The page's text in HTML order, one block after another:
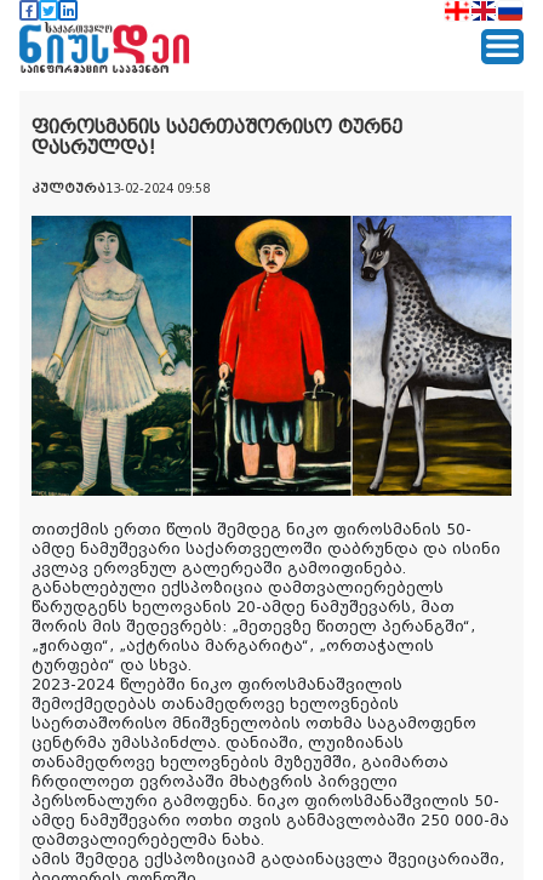
ფიროსმანის საერთაშორისო ტურნე
დასრულდა!
კულტურა13-02-2024 09:58
თითქმის ერთი წლის შემდეგ ნიკო ფიროსმანის 50-
ამდე ნამუშევარი საქართველოში დაბრუნდა და ისინი
კვლავ ეროვნულ გალერეაში გამოიფინება.
განახლებული ექსპოზიცია დამთვალიერებელს
წარუდგენს ხელოვანის 20-ამდე ნამუშევარს, მათ
შორის მის შედევრებს: „მეთევზე წითელ პერანგში“,
„ჟირაფი“, „აქტრისა მარგარიტა“, „ორთაჭალის
ტურფები“ და სხვა.
2023-2024 წლებში ნიკო ფიროსმანაშვილის
შემოქმედებას თანამედროვე ხელოვნების
საერთაშორისო მნიშვნელობის ოთხმა საგამოფენო
ცენტრმა უმასპინძლა. დანიაში, ლუიზიანას
თანამედროვე ხელოვნების მუზეუმში, გაიმართა
ჩრდილოეთ ევროპაში მხატვრის პირველი
პერსონალური გამოფენა. ნიკო ფიროსმანაშვილის 50-
ამდე ნამუშევარი ოთხი თვის განმავლობაში 250 000-მა
დამთვალიერებელმა ნახა.
ამის შემდეგ ექსპოზიციამ გადაინაცვლა შვეიცარიაში,